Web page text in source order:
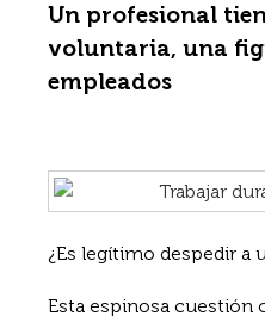
Un profesional
voluntaria, una
empleados
¿Es legítimo despedir a
Esta espinosa cuestión